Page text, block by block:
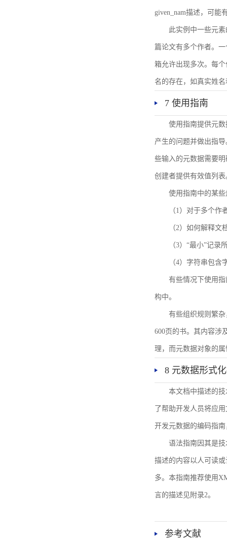
given_nam描述，可能
此实例中一些元
篇论文有多个作者。
箱允许出现多次。每
名的存在，如真实姓
7 使用指南
使用指南提供元
产生的问题并做出指
些输入的元数据需要
创建者提供有效值列表
使用指南中的某
（1）对于多个作
（2）如何解释文
（3）“最小”记录
（4）字符串包含
有些情况下使用
构中。
有些组织规则繁
600页的书。其内容涉
理，而元数据对象的
8 元数据形式
本文档中描述的
了帮助开发人员将应
开发元数据的编码指
语法指南因其是
描述的内容以人可读
多。本指南推荐使用
言的描述见附录2。
参考文献